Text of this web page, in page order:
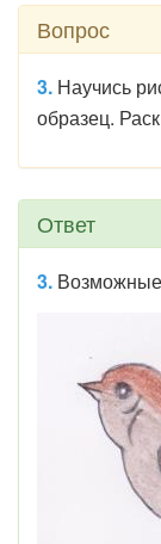
Вопрос
3. Научись
образец.
Ответ
3. Возможные